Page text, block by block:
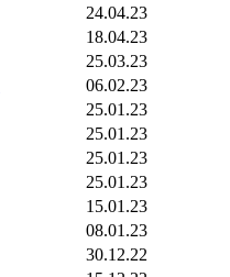
24.04.23
18.04.23
25.03.23
06.02.23
25.01.23
25.01.23
25.01.23
25.01.23
15.01.23
08.01.23
30.12.22